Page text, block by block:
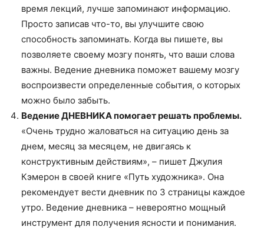
время лекций, лучше запоминают информацию.
Просто записав что-то, вы улучшите свою
способность запоминать. Когда вы пишете, вы
позволяете своему мозгу понять, что ваши слова
важны. Ведение дневника поможет вашему мозгу
воспроизвести определенные события, о которых
можно было забыть.
Ведение ДНЕВНИКА помогает решать проблемы.
«Очень трудно жаловаться на ситуацию день за
днем, месяц за месяцем, не двигаясь к
конструктивным действиям», – пишет Джулия
Кэмерон в своей книге «Путь художника». Она
рекомендует вести дневник по 3 страницы каждое
утро. Ведение дневника – невероятно мощный
инструмент для получения ясности и понимания.